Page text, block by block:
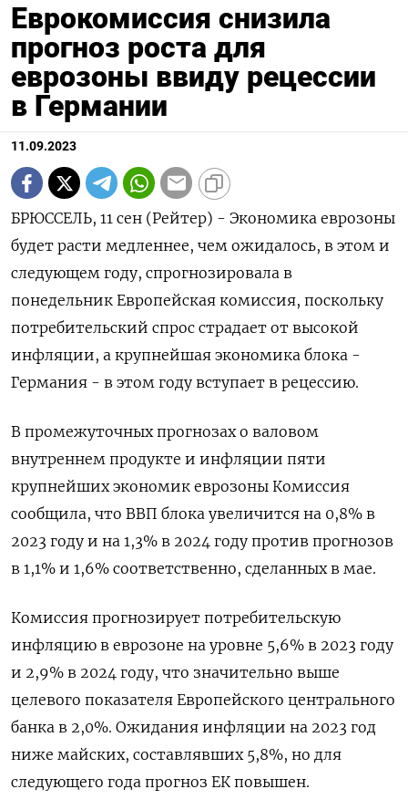
Еврокомиссия снизила
прогноз роста для
еврозоны ввиду рецессии
в Германии
11.09.2023
БРЮССЕЛЬ, 11 сен (Рейтер) - Экономика еврозоны
будет расти медленнее, чем ожидалось, в этом и
следующем году, спрогнозировала в
понедельник Европейская комиссия, поскольку
потребительский спрос страдает от высокой
инфляции, а крупнейшая экономика блока -
Германия - в этом году вступает в рецессию.
В промежуточных прогнозах о валовом
внутреннем продукте и инфляции пяти
крупнейших экономик еврозоны Комиссия
сообщила, что ВВП блока увеличится на 0,8% в
2023 году и на 1,3% в 2024 году против прогнозов
в 1,1% и 1,6% соответственно, сделанных в мае.
Комиссия прогнозирует потребительскую
инфляцию в еврозоне на уровне 5,6% в 2023 году
и 2,9% в 2024 году, что значительно выше
целевого показателя Европейского центрального
банка в 2,0%. Ожидания инфляции на 2023 год
ниже майских, составлявших 5,8%, но для
следующего года прогноз ЕК повышен.